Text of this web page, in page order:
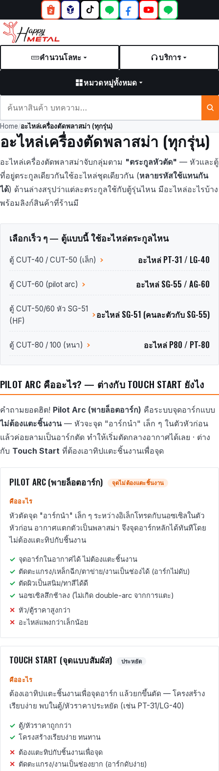
คำนวนโลหะ บริการ
หมวดหมู่ทั้งหมด
และ
บทความ
Home/อะไหล่เครื่องตัดพลาสม่า (ทุกรุ่น)
อะไหล่เครื่องตัดพลาสม่า (ทุกรุ่น)
อะไหล่เครื่องตัดพลาสม่าจับกลุ่มตาม "ตระกูลหัวตัด" — หัวและตู้
ที่อยู่ตระกูลเดียวกันใช้อะไหล่ชุดเดียวกัน (หลายรหัสใช้แทนกัน
ได้) ด้านล่างสรุปว่าแต่ละตระกูลใช้กับตู้รุ่นไหน มีอะไหล่อะไรบ้าง
พร้อมลิงก์สินค้าที่ร้านมี
เลือกเร็ว ๆ — ตู้แบบนี้ ใช้อะไหล่ตระกูลไหน
ตู้ CUT-40 / CUT-50 (เล็ก) อะไหล่ PT-31 / LG-40
ตู้ CUT-60 (pilot arc) อะไหล่ SG-55 / AG-60
ตู้ CUT-50/60 หัว SG-51
(HF)
อะไหล่ SG-51 (คนละตัวกับ SG-55)
ตู้ CUT-80 / 100 (หนา) อะไหล่ P80 / PT-80
PILOT ARC คืออะไร? — ต่างกับ TOUCH START ยังไง
คำถามยอดฮิต! Pilot Arc (พายล็อตอาร์ก) คือระบบจุดอาร์กแบบ
ไม่ต้องแตะชิ้นงาน— หัวจะจุด "อาร์กนำ" เล็ก ๆ ในตัวหัวก่อน
แล้วค่อยลามเป็นอาร์กตัด ทำให้เริ่มตัดกลางอากาศได้เลย · ต่าง
กับ Touch Start ที่ต้องเอาทิปแตะชิ้นงานเพื่อจุด
PILOT ARC (พายล็อตอาร์ก) จุดไม่ต้องแตะชิ้นงาน
คืออะไร
หัวตัดจุด "อาร์กนำ" เล็ก ๆ ระหว่างอิเล็กโทรดกับนอซเซิลในตัว
หัวก่อน อากาศแตกตัวเป็นพลาสม่า จึงจุดอาร์กหลักได้ทันทีโดย
ไม่ต้องแตะทิปกับชิ้นงาน
จุดอาร์กในอากาศได้ ไม่ต้องแตะชิ้นงาน
ตัดตะแกรง/เหล็กฉีก/ตาข่าย/งานเป็นช่องได้ (อาร์กไม่ดับ)
ตัดผิวเป็นสนิม/ทาสีได้ดี
นอซเซิลสึกช้าลง (ไม่เกิด double-arc จากการแตะ)
หัว/ตู้ราคาสูงกว่า
อะไหล่แพงกว่าเล็กน้อย
TOUCH START (จุดแบบสัมผัส) ประหยัด
คืออะไร
ต้องเอาทิปแตะชิ้นงานเพื่อจุดอาร์ก แล้วยกขึ้นตัด — โครงสร้าง
เรียบง่าย พบในตู้/หัวราคาประหยัด (เช่น PT-31/LG-40)
ตู้/หัวราคาถูกกว่า
โครงสร้างเรียบง่าย ทนทาน
ต้องแตะทิปกับชิ้นงานเพื่อจุด
ตัดตะแกรง/งานเป็นช่องยาก (อาร์กดับง่าย)